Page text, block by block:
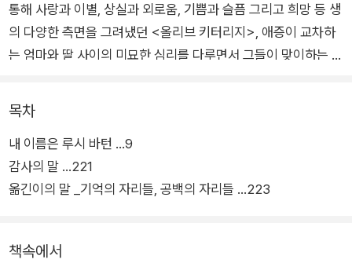
통해 사랑과 이별, 상실과 외로움, 기쁨과 슬픔 그리고 희망 등 생
의 다양한 측면을 그려냈던 <올리브 키터리지>, 애증이 교차하
는 엄마와 딸 사이의 미묘한 심리를 다루면서 그들이 맞이하는 위
자들의 많은 사랑을 받고 있는 엘리자베스 스트라우트의 장편소
설.
엘리자베스 스트라우트 소설의 중심에는 늘 '사람'이 있었다. 그
는 복잡 미묘한 인간관계와 다층적이고 때로는 모순적인 인간의
그린 <내 이름은 루시 바턴> 역시 그 중심에는 사람이 있다.
목차
내 이름은 루시 바턴 ...9
감사의 말 ...221
옮긴이의 말 _기억의 자리들, 공백의 자리들 ...223
책속에서